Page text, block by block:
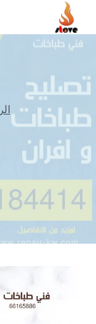
التجاوز
المحتوى